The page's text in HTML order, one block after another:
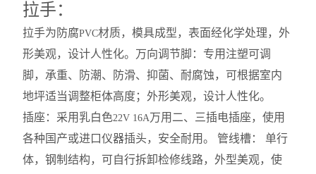
拉手：
拉手为防腐PVC材质，模具成型，表面经化学处理，外
形美观，设计人性化。万向调节脚：专用注塑可调
脚，承重、防潮、防滑、抑菌、耐腐蚀，可根据室内
地坪适当调整柜体高度；外形美观，设计人性化。
插座：采用乳白色22V 16A万用二、三插电插座，使用
各种国产或进口仪器插头，安全耐用。 管线槽： 单行
体，钢制结构，可自行拆卸检修线路，外型美观，使